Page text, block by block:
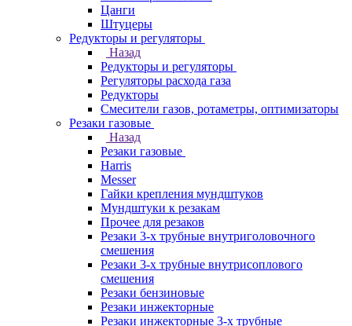
Цанги
Штуцеры
Редукторы и регуляторы
Назад
Редукторы и регуляторы
Регуляторы расхода газа
Редукторы
Смесители газов, ротаметры, оптимизаторы
Резаки газовые
Назад
Резаки газовые
Harris
Messer
Гайки крепления мундштуков
Мундштуки к резакам
Прочее для резаков
Резаки 3-х трубные внутриголовочного
смешения
Резаки 3-х трубные внутрисоплового
смешения
Резаки бензиновые
Резаки инжекторные
Резаки инжекторные 3-х трубные